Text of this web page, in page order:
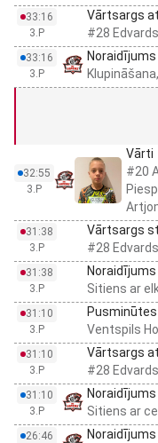
33:16
3.P
Vārtsargs
#28 Edvards
33:16
3.P
32:55
3.P
Vārti
#20
31:38
3.P
Vārtsargs
#28 Edvards
31:38
3.P
Sitiens ar
31:10
3.P
Ventspils
31:10
3.P
Vārtsargs
#28 Edvards
31:10
3.P
Sitiens ar
26:46